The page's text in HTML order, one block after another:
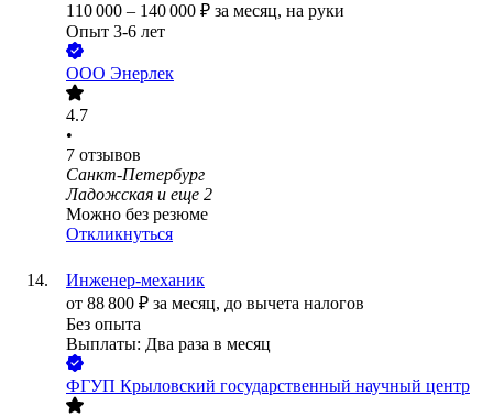
110 000 – 140 000 ₽ за месяц, на руки
Опыт 3-6 лет
ООО Энерлек
4.7
•
7 отзывов
Санкт-Петербург
Ладожская и еще 2
Можно без резюме
Откликнуться
Инженер-механик
от 88 800 ₽ за месяц, до вычета налогов
Без опыта
Выплаты: Два раза в месяц
ФГУП Крыловский государственный научный центр